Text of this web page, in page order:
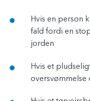
Hvis en person
fald fordi en
jorden
Hvis et